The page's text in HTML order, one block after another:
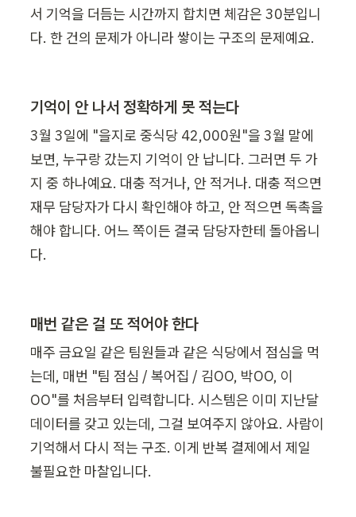
서 기억을 더듬는 시간까지 합치면 체감은 30분입니
다. 한 건의 문제가 아니라 쌓이는 구조의 문제예요.
기억이 안 나서 정확하게 못 적는다
3월 3일에 "을지로 중식당 42,000원"을 3월 말에
보면, 누구랑 갔는지 기억이 안 납니다. 그러면 두 가
지 중 하나예요. 대충 적거나, 안 적거나. 대충 적으면
재무 담당자가 다시 확인해야 하고, 안 적으면 독촉을
해야 합니다. 어느 쪽이든 결국 담당자한테 돌아옵니
다.
매번 같은 걸 또 적어야 한다
매주 금요일 같은 팀원들과 같은 식당에서 점심을 먹
는데, 매번 "팀 점심 / 복어집 / 김OO, 박OO, 이
OO"를 처음부터 입력합니다. 시스템은 이미 지난달
데이터를 갖고 있는데, 그걸 보여주지 않아요. 사람이
기억해서 다시 적는 구조. 이게 반복 결제에서 제일
불필요한 마찰입니다.